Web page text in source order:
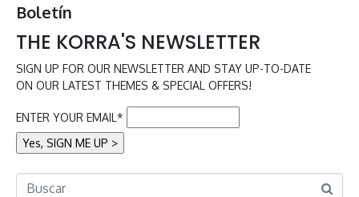
Boletín
THE KORRA'S NEWSLETTER
SIGN UP FOR OUR NEWSLETTER AND STAY UP-TO-DATE
ON OUR LATEST THEMES & SPECIAL OFFERS!
ENTER YOUR EMAIL*